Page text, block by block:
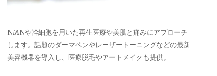
NMNや幹細胞を用いた再生医療や美肌と痛みにアプローチ
します。話題のダーマペンやレーザートーニングなどの最新
美容機器を導入し、医療脱毛やアートメイクも提供。